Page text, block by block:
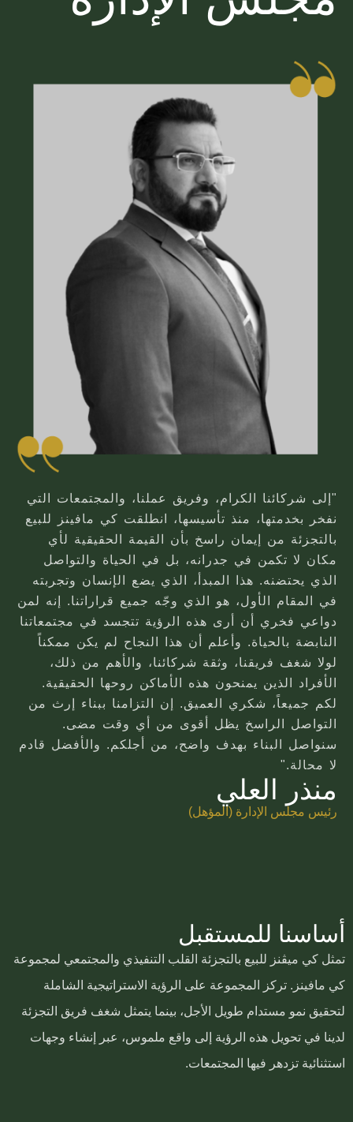
"إلى شركائنا الكرام، وفريق عملنا، والمجتمعات التي
نفخر بخدمتها، منذ تأسيسها، انطلقت كي مافينز للبيع
بالتجزئة من إيمان راسخ بأن القيمة الحقيقية لأي
مكان لا تكمن في جدرانه، بل في الحياة والتواصل
الذي يحتضنه. هذا المبدأ، الذي يضع الإنسان وتجربته
في المقام الأول، هو الذي وجّه جميع قراراتنا. إنه لمن
دواعي فخري أن أرى هذه الرؤية تتجسد في مجتمعاتنا
النابضة بالحياة. وأعلم أن هذا النجاح لم يكن ممكناً
لولا شغف فريقنا، وثقة شركائنا، والأهم من ذلك،
الأفراد الذين يمنحون هذه الأماكن روحها الحقيقية.
لكم جميعاً، شكري العميق. إن التزامنا ببناء إرث من
التواصل الراسخ يظل أقوى من أي وقت مضى.
سنواصل البناء بهدف واضح، من أجلكم. والأفضل قادم
لا محالة."
منذر العلي
رئيس مجلس الإدارة (المؤهل)
أساسنا للمستقبل
تمثل كي ميڤنز للبيع بالتجزئة القلب التنفيذي والمجتمعي لمجموعة
كي مافينز. تركز المجموعة على الرؤية الاستراتيجية الشاملة
لتحقيق نمو مستدام طويل الأجل، بينما يتمثل شغف فريق التجزئة
لدينا في تحويل هذه الرؤية إلى واقع ملموس، عبر إنشاء وجهات
استثنائية تزدهر فيها المجتمعات.